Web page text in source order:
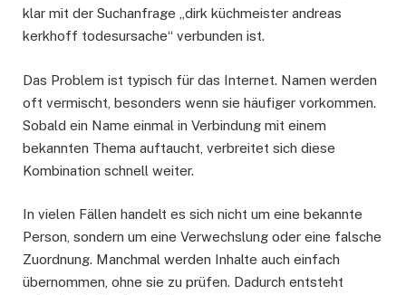
klar mit der Suchanfrage „dirk küchmeister andreas
kerkhoff todesursache“ verbunden ist.
Das Problem ist typisch für das Internet. Namen werden
oft vermischt, besonders wenn sie häufiger vorkommen.
Sobald ein Name einmal in Verbindung mit einem
bekannten Thema auftaucht, verbreitet sich diese
Kombination schnell weiter.
In vielen Fällen handelt es sich nicht um eine bekannte
Person, sondern um eine Verwechslung oder eine falsche
Zuordnung. Manchmal werden Inhalte auch einfach
übernommen, ohne sie zu prüfen. Dadurch entsteht